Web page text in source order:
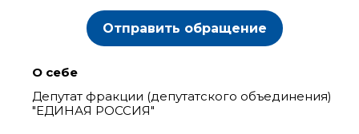
Отправить обращение
О себе
Депутат фракции (депутатского объединения)
"ЕДИНАЯ РОССИЯ"